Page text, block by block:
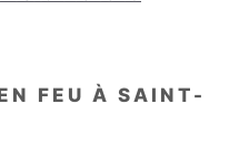
FEU À SAINT-